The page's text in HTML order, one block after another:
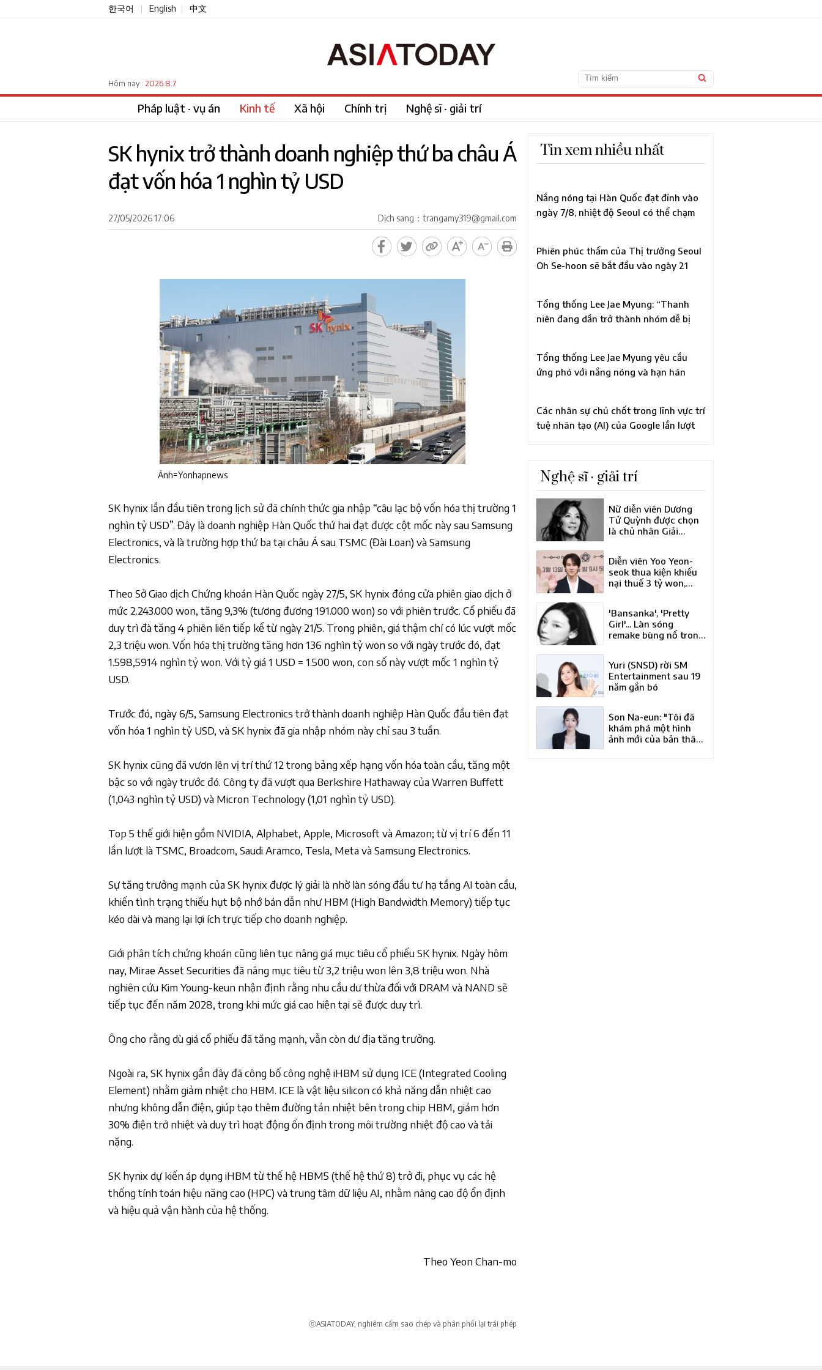
한국어 English 中文
Hôm nay : 2026.8.7
Pháp luật · vụ án Kinh tế Xã hội Chính trị Nghệ sĩ · giải trí
SK hynix trở thành doanh nghiệp thứ ba châu Á
đạt vốn hóa 1 nghìn tỷ USD
27/05/2026 17:06 Dịch sang：trangamy319@gmail.com
Ảnh=Yonhapnews
SK hynix lần đầu tiên trong lịch sử đã chính thức gia nhập “câu lạc bộ vốn hóa thị trường 1
nghìn tỷ USD”. Đây là doanh nghiệp Hàn Quốc thứ hai đạt được cột mốc này sau Samsung
Electronics, và là trường hợp thứ ba tại châu Á sau TSMC (Đài Loan) và Samsung
Electronics.
Theo Sở Giao dịch Chứng khoán Hàn Quốc ngày 27/5, SK hynix đóng cửa phiên giao dịch ở
mức 2.243.000 won, tăng 9,3% (tương đương 191.000 won) so với phiên trước. Cổ phiếu đã
duy trì đà tăng 4 phiên liên tiếp kể từ ngày 21/5. Trong phiên, giá thậm chí có lúc vượt mốc
2,3 triệu won. Vốn hóa thị trường tăng hơn 136 nghìn tỷ won so với ngày trước đó, đạt
1.598,5914 nghìn tỷ won. Với tỷ giá 1 USD = 1.500 won, con số này vượt mốc 1 nghìn tỷ
USD.
Trước đó, ngày 6/5, Samsung Electronics trở thành doanh nghiệp Hàn Quốc đầu tiên đạt
vốn hóa 1 nghìn tỷ USD, và SK hynix đã gia nhập nhóm này chỉ sau 3 tuần.
SK hynix cũng đã vươn lên vị trí thứ 12 trong bảng xếp hạng vốn hóa toàn cầu, tăng một
bậc so với ngày trước đó. Công ty đã vượt qua Berkshire Hathaway của Warren Buffett
(1,043 nghìn tỷ USD) và Micron Technology (1,01 nghìn tỷ USD).
Top 5 thế giới hiện gồm NVIDIA, Alphabet, Apple, Microsoft và Amazon; từ vị trí 6 đến 11
lần lượt là TSMC, Broadcom, Saudi Aramco, Tesla, Meta và Samsung Electronics.
Sự tăng trưởng mạnh của SK hynix được lý giải là nhờ làn sóng đầu tư hạ tầng AI toàn cầu,
khiến tình trạng thiếu hụt bộ nhớ bán dẫn như HBM (High Bandwidth Memory) tiếp tục
kéo dài và mang lại lợi ích trực tiếp cho doanh nghiệp.
Giới phân tích chứng khoán cũng liên tục nâng giá mục tiêu cổ phiếu SK hynix. Ngày hôm
nay, Mirae Asset Securities đã nâng mục tiêu từ 3,2 triệu won lên 3,8 triệu won. Nhà
nghiên cứu Kim Young-keun nhận định rằng nhu cầu dư thừa đối với DRAM và NAND sẽ
tiếp tục đến năm 2028, trong khi mức giá cao hiện tại sẽ được duy trì.
Ông cho rằng dù giá cổ phiếu đã tăng mạnh, vẫn còn dư địa tăng trưởng.
Ngoài ra, SK hynix gần đây đã công bố công nghệ iHBM sử dụng ICE (Integrated Cooling
Element) nhằm giảm nhiệt cho HBM. ICE là vật liệu silicon có khả năng dẫn nhiệt cao
nhưng không dẫn điện, giúp tạo thêm đường tản nhiệt bên trong chip HBM, giảm hơn
30% điện trở nhiệt và duy trì hoạt động ổn định trong môi trường nhiệt độ cao và tải
nặng.
SK hynix dự kiến áp dụng iHBM từ thế hệ HBM5 (thế hệ thứ 8) trở đi, phục vụ các hệ
thống tính toán hiệu năng cao (HPC) và trung tâm dữ liệu AI, nhằm nâng cao độ ổn định
và hiệu quả vận hành của hệ thống.
Theo Yeon Chan-mo
ⓒASIATODAY, nghiêm cấm sao chép và phân phối lại trái phép
Tin xem nhiều nhất
Nắng nóng tại Hàn Quốc đạt đỉnh vào
ngày 7/8, nhiệt độ Seoul có thể chạm
Phiên phúc thẩm của Thị trưởng Seoul
Oh Se-hoon sẽ bắt đầu vào ngày 21
Tổng thống Lee Jae Myung: “Thanh
niên đang dần trở thành nhóm dễ bị
Tổng thống Lee Jae Myung yêu cầu
ứng phó với nắng nóng và hạn hán
Các nhân sự chủ chốt trong lĩnh vực trí
tuệ nhân tạo (AI) của Google lần lượt
Nghệ sĩ · giải trí
Nữ diễn viên Dương
Tử Quỳnh được chọn
là chủ nhân Giải
hoan phim quốc tế
Busan lần thứ 31
Diễn viên Yoo Yeon-
seok thua kiện khiếu
nại thuế 3 tỷ won,
thuế
'Bansanka', 'Pretty
Girl'... Làn sóng
remake bùng nổ trong
Yuri (SNSD) rời SM
Entertainment sau 19
năm gắn bó
Son Na-eun: "Tôi đã
khám phá một hình
ảnh mới của bản thân